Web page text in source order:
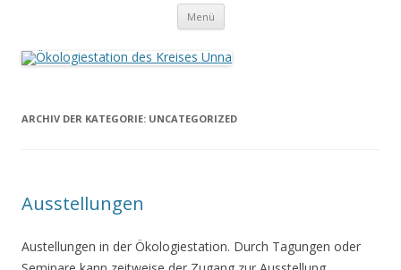
Menü Zum
springen
ARCHIV DER KATEGORIE: UNCATEGORIZED
Ausstellungen
Austellungen in der Ökologiestation. Durch Tagungen oder